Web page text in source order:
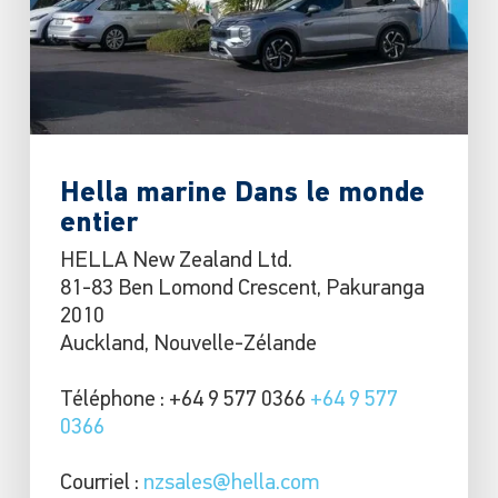
Hella marine Dans le monde
entier
HELLA New Zealand Ltd.
81-83 Ben Lomond Crescent, Pakuranga
2010
Auckland, Nouvelle-Zélande
Téléphone : +64 9 577 0366 +64 9 577
0366
Courriel : nzsales@hella.com